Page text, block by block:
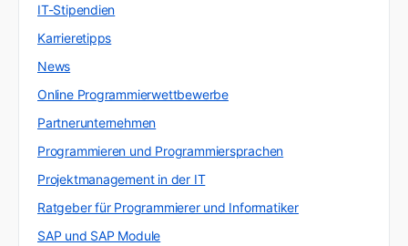
IT-Stipendien
Karrieretipps
News
Online Programmierwettbewerbe
Partnerunternehmen
Programmieren und Programmiersprachen
Projektmanagement in der IT
Ratgeber für Programmierer und Informatiker
SAP und SAP Module